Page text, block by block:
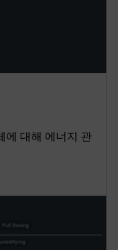
에 대해 에너지 관